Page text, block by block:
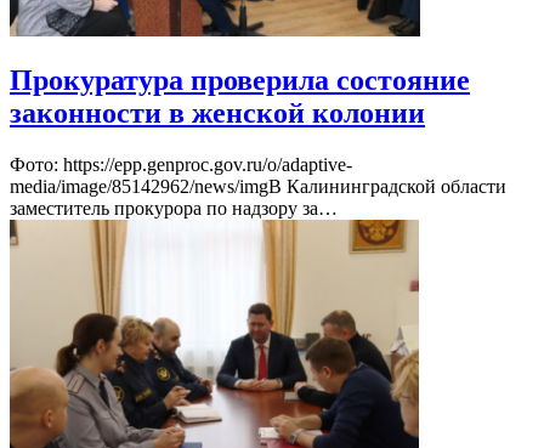
Прокуратура проверила состояние
законности в женской колонии
Фото: https://epp.genproc.gov.ru/o/adaptive-
media/image/85142962/news/imgВ Калининградской области
заместитель прокурора по надзору за…